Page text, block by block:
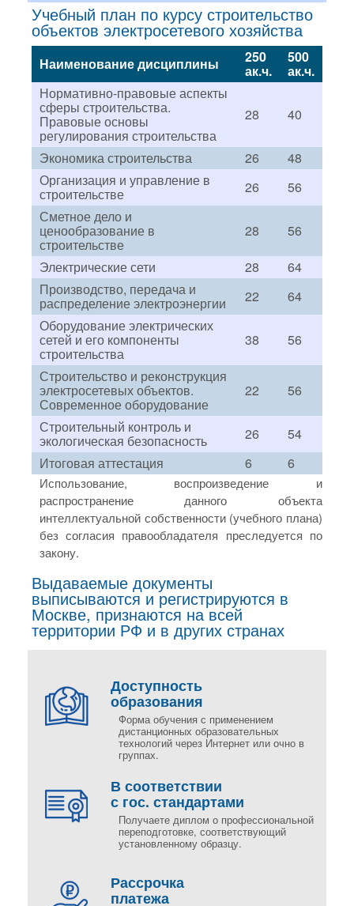
Учебный план по курсу строительство
объектов электросетевого хозяйства
Наименование дисциплины 250
ак.ч.
500
ак.ч.
Нормативно-правовые аспекты
сферы строительства.
Правовые основы
регулирования строительства
28 40
Экономика строительства 26
48
Организация и управление в
строительстве 26
56
Сметное дело и
ценообразование в
строительстве
28
56
Электрические сети
28
64
Производство, передача и
распределение электроэнергии 22
64
Оборудование электрических
сетей и его компоненты
строительства
38
56
Строительство и реконструкция
электросетевых объектов.
Современное оборудование
22
56
Строительный контроль и
экологическая безопасность 26
54
Итоговая аттестация
6 6
Использование, воспроизведение и
распространение данного объекта
интеллектуальной собственности (учебного плана)
без согласия правообладателя преследуется по
закону.
Выдаваемые документы
выписываются и регистрируются в
Москве, признаются на всей
территории РФ и в других странах
Доступность
образования
Форма обучения с применением
дистанционных образовательных
технологий через Интернет или очно в
группах.
В соответствии
с гос. стандартами
Получаете диплом о профессиональной
переподготовке, соответствующий
установленному образцу.
Рассрочка
платежа